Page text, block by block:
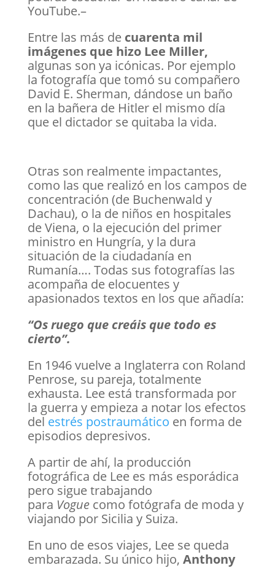
YouTube.–
Entre las más de cuarenta mil
imágenes que hizo Lee Miller,
algunas son ya icónicas. Por ejemplo
la fotografía que tomó su compañero
David E. Sherman, dándose un baño
en la bañera de Hitler el mismo día
que el dictador se quitaba la vida.
Otras son realmente impactantes,
como las que realizó en los campos de
concentración (de Buchenwald y
Dachau), o la de niños en hospitales
de Viena, o la ejecución del primer
ministro en Hungría, y la dura
situación de la ciudadanía en
Rumanía…. Todas sus fotografías las
acompaña de elocuentes y
apasionados textos en los que añadía:
“Os ruego que creáis que todo es
cierto”.
En 1946 vuelve a Inglaterra con Roland
Penrose, su pareja, totalmente
exhausta. Lee está transformada por
la guerra y empieza a notar los efectos
del estrés postraumático en forma de
episodios depresivos.
A partir de ahí, la producción
fotográfica de Lee es más esporádica
pero sigue trabajando
para Vogue como fotógrafa de moda y
viajando por Sicilia y Suiza.
En uno de esos viajes, Lee se queda
embarazada. Su único hijo, Anthony